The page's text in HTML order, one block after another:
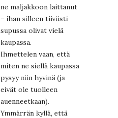
ne maljakkoon laittanut
– ihan silleen tiiviisti
supussa olivat vielä
kaupassa.
Ihmettelen vaan, että
miten ne siellä kaupassa
pysyy niin hyvinä (ja
eivät ole tuolleen
auenneetkaan).
Ymmärrän kyllä, että